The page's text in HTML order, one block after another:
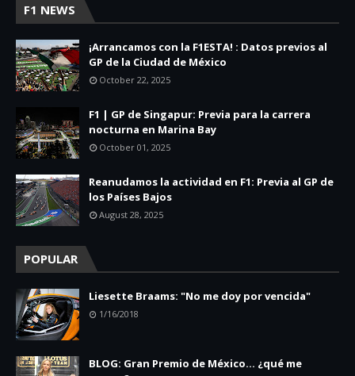
F1 NEWS
¡Arrancamos con la F1ESTA! : Datos previos al
GP de la Ciudad de México
October 22, 2025
F1 | GP de Singapur: Previa para la carrera
nocturna en Marina Bay
October 01, 2025
Reanudamos la actividad en F1: Previa al GP de
los Países Bajos
August 28, 2025
POPULAR
Liesette Braams: "No me doy por vencida"
1/16/2018
BLOG: Gran Premio de México... ¿qué me